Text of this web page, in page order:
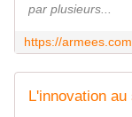
par plusieurs...
L'innovation